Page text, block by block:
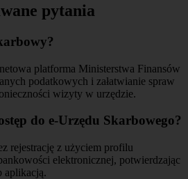
pytania
platforma Ministerstwa Finansów
podatkowych i załatwianie spraw
wizyty w urzędzie.
do e-Urzędu Skarbowego?
rejestrację z użyciem profilu
elektronicznej, potwierdzając
aplikacją.